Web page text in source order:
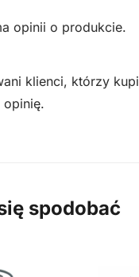
opinii o produkcie.
klienci, którzy
opinię.
spodobać